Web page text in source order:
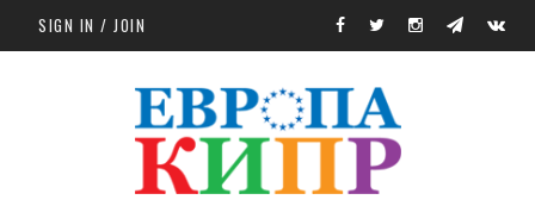
Skip to main content
SIGN IN / JOIN